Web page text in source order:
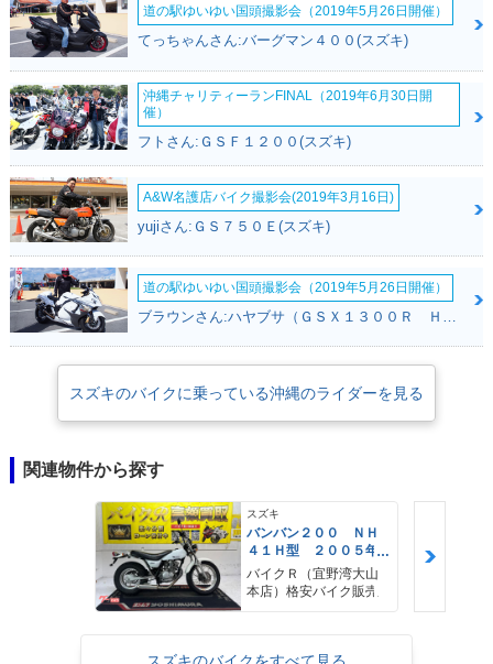
モデルのメインになっていった。2008年モデルでモデルチェンジしたあ
とは、バンバン200Zの設定はなくなったが、べースのバンバン200自体
が、バンバン200Zの要素を受け継いで、タックロールシートを採用して
っ取ったということになる。その後、2012年と2016年にシート形状が変
わるなどの小変更を受け、2017年の平成28年排出ガス規制をクリアせず
に「生産終了」フラグが立った。
道の駅ゆいゆい国頭撮影会（2019年5月26日開催）
てっちゃんさん:バーグマン４００(スズキ)
沖縄チャリティーランFINAL（2019年6月30日開
催）
フトさん:ＧＳＦ１２００(スズキ)
A&W名護店バイク撮影会(2019年3月16日)
yujiさん:ＧＳ７５０Ｅ(スズキ)
道の駅ゆいゆい国頭撮影会（2019年5月26日開催）
スズキのバイクに乗っている沖縄のライダーを見る
関連物件から探す
スズキ
バンバン２００ ＮＨ
４１Ｈ型 ２００５年
モデル 社外マフラ
ー リアキャリア タ
ンデムバー
バイクＲ（宜野湾大山
本店）格安バイク販売